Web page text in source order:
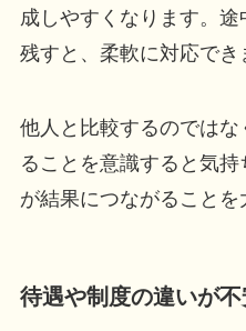
成しやすくなります。
残すと、柔軟に対応でき
他人と比較するのでは
ることを意識すると気
が結果につながることを
待遇や制度の違いが不